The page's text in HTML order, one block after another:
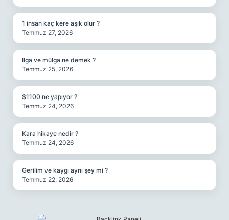
1 insan kaç kere aşık olur ?
Temmuz 27, 2026
Ilga ve mülga ne demek ?
Temmuz 25, 2026
$1100 ne yapıyor ?
Temmuz 24, 2026
Kara hikaye nedir ?
Temmuz 24, 2026
Gerilim ve kaygı aynı şey mi ?
Temmuz 22, 2026